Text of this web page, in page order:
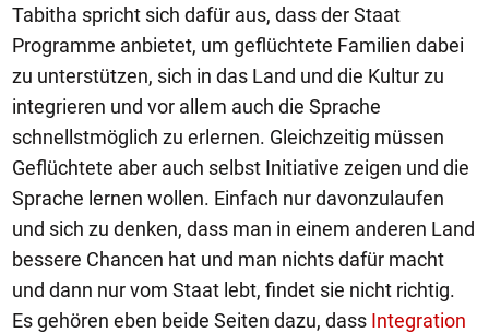
Tabitha spricht sich dafür aus, dass der Staat
Programme anbietet, um geflüchtete Familien dabei
zu unterstützen, sich in das Land und die Kultur zu
integrieren und vor allem auch die Sprache
schnellstmöglich zu erlernen. Gleichzeitig müssen
Geflüchtete aber auch selbst Initiative zeigen und die
Sprache lernen wollen. Einfach nur davonzulaufen
und sich zu denken, dass man in einem anderen Land
bessere Chancen hat und man nichts dafür macht
und dann nur vom Staat lebt, findet sie nicht richtig.
Es gehören eben beide Seiten dazu, dass Integration